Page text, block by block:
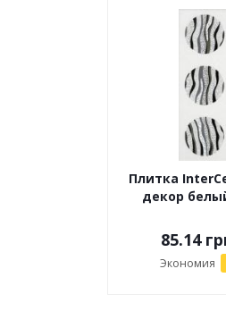
Плитка
декор
85.14
Экономия